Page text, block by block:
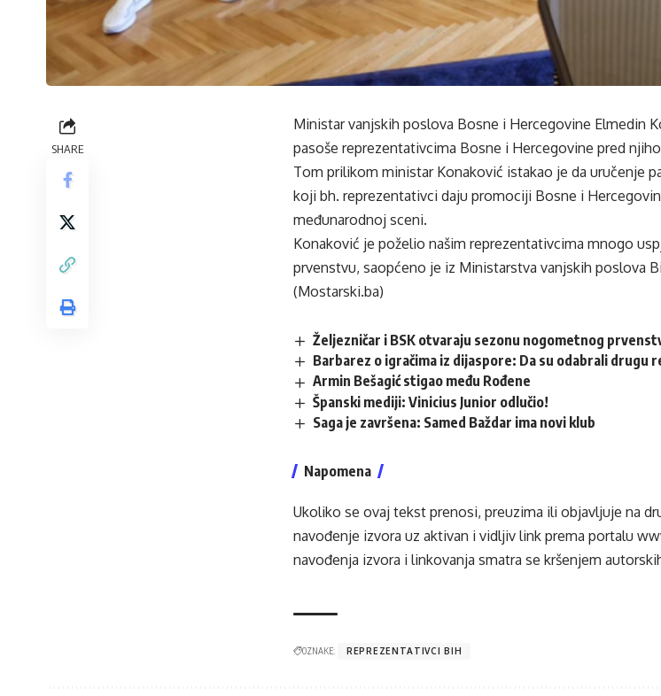
SHARE
Ministar vanjskih poslova Bosne i Hercegovine Elmedin
pasoše reprezentativcima Bosne i Hercegovine pred
Tom prilikom ministar Konaković istakao je da uručenje
koji bh. reprezentativci daju promociji Bosne i
međunarodnoj sceni.
Konaković je poželio našim reprezentativcima mnogo
prvenstvu, saopćeno je iz Ministarstva vanjskih poslova
(Mostarski.ba)
Željezničar i BSK otvaraju sezonu nogometnog
Barbarez o igračima iz dijaspore: Da su odabrali drugu
Armin Bešagić stigao među Rođene
Španski mediji: Vinicius Junior odlučio!
Saga je završena: Samed Baždar ima novi klub
Napomena
Ukoliko se ovaj tekst prenosi, preuzima ili objavljuje na
navođenje izvora uz aktivan i vidljiv link prema portalu
navođenja izvora i linkovanja smatra se kršenjem
OZNAKE: REPREZENTATIVCI BIH